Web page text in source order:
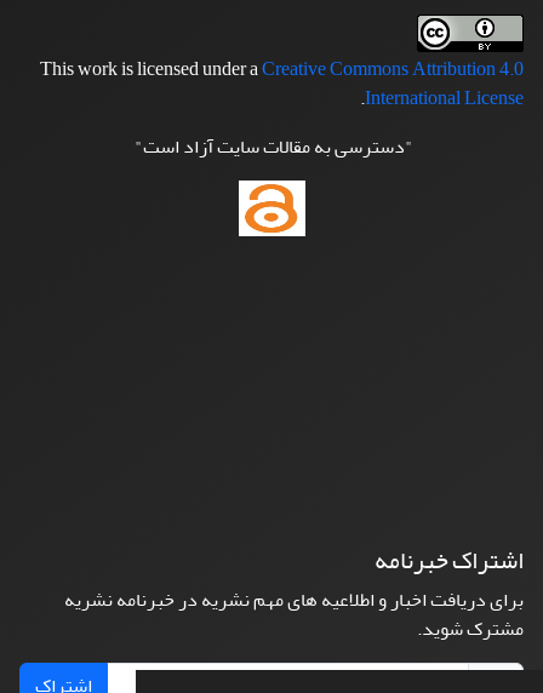
This work is licensed under aCreative Commons Attribution 4.0
International License
.
"دسترسی به مقالات سایت آزاد است"
اشتراک خبرنامه
برای دریافت اخبار و اطلاعیه های مهم نشریه در خبرنامه نشریه
مشترک شوید.
اشتراک